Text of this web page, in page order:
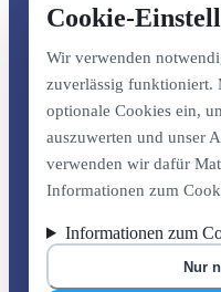
Cookie-
Wir verwenden
zuverlässig
optionale Cookies ein,
auszuwerten und unser
verwenden wir dafür
Informationen zum
Informationen zum
Nur